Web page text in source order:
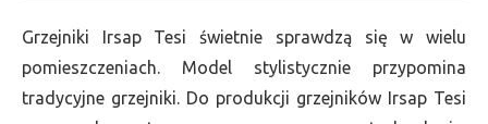
Grzejniki Irsap Tesi świetnie sprawdzą się w wielu
pomieszczeniach. Model stylistycznie przypomina
tradycyjne grzejniki. Do produkcji grzejników Irsap Tesi